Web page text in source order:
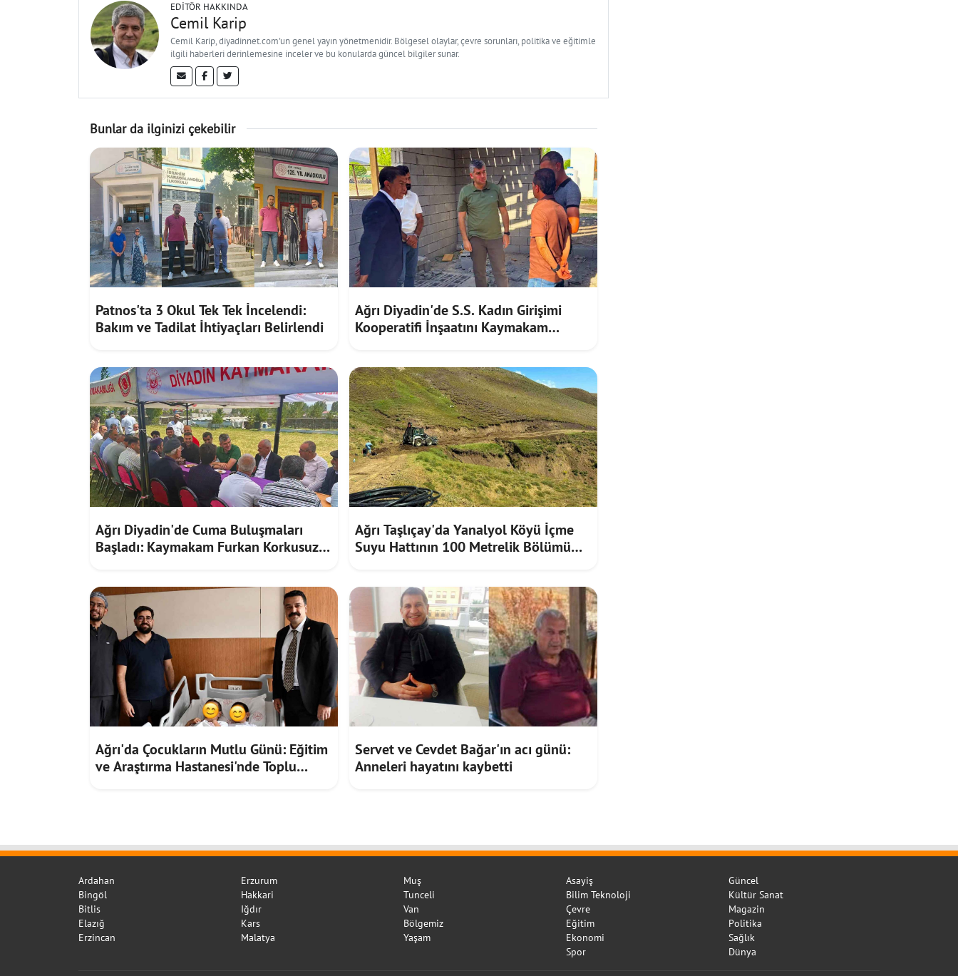
EDITÖR HAKKINDA
Cemil Karip
Cemil Karip, diyadinnet.com'un genel yayın yönetmenidir. Bölgesel olaylar, çevre sorunları, politika ve eğitimle
ilgili haberleri derinlemesine inceler ve bu konularda güncel bilgiler sunar.
Bunlar da ilginizi çekebilir
Patnos'ta 3 Okul Tek Tek İncelendi:
Bakım ve Tadilat İhtiyaçları Belirlendi
Ağrı Diyadin'de S.S. Kadın Girişimi
Kooperatifi İnşaatını Kaymakam
Ağrı Diyadin'de Cuma Buluşmaları
Başladı: Kaymakam Furkan Korkusuz
Ağrı Taşlıçay'da Yanalyol Köyü İçme
Suyu Hattının 100 Metrelik Bölümü
Ağrı'da Çocukların Mutlu Günü: Eğitim
ve Araştırma Hastanesi'nde Toplu
Servet ve Cevdet Bağar'ın acı günü:
Anneleri hayatını kaybetti
Ardahan
Bingöl
Bitlis
Elazığ
Erzincan
Erzurum
Hakkari
Iğdır
Kars
Malatya
Muş
Tunceli
Van
Bölgemiz
Yaşam
Asayiş
Bilim Teknoloji
Çevre
Eğitim
Ekonomi
Spor
Güncel
Kültür Sanat
Magazin
Politika
Sağlık
Dünya